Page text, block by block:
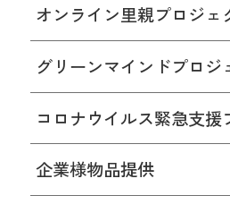
オンライン里親プロジェ
グリーンマインドプロジ
コロナウイルス緊急支援
企業様物品提供